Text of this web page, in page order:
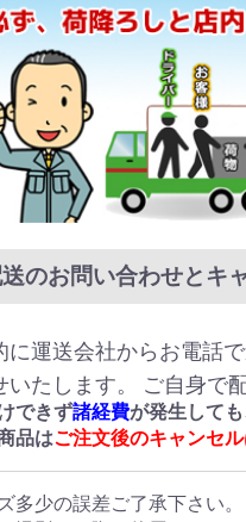
送のお問い合わせとキ
に運送会社からお電話
いたします。 ご自身で
できず諸経費が発生しても
品はご注文後のキャンセ
多少の誤差ご了承下さい。